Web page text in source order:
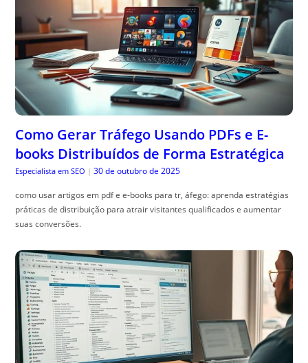
Como Gerar Tráfego Usando PDFs e E-
books Distribuídos de Forma Estratégica
Especialista em SEO | 30 de outubro de 2025
como usar artigos em pdf e e-books para tr, áfego: aprenda estratégias
práticas de distribuição para atrair visitantes qualificados e aumentar
suas conversões.